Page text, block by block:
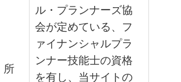
所
ル・プランナーズ協
会が定めている、フ
ァイナンシャルプラ
ンナー技能士の資格
を有し、当サイトの